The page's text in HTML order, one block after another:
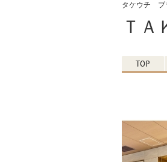
タケウチ ブ
Ｔ